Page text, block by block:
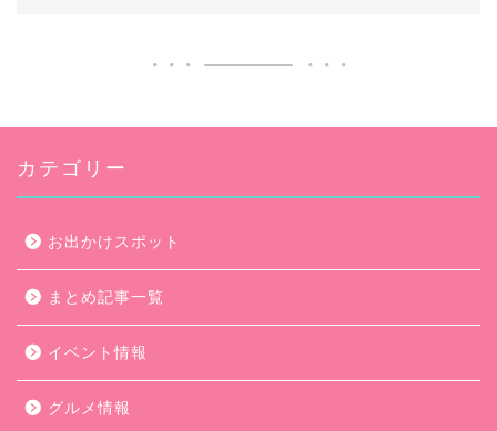
カテゴリー
お出かけスポット
まとめ記事一覧
イベント情報
グルメ情報